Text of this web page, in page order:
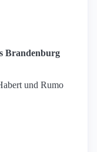
Brandenburg
und Rumo